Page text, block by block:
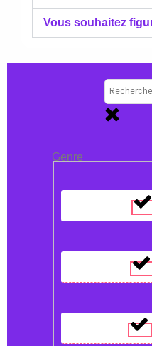
Vous souhaitez
Genre